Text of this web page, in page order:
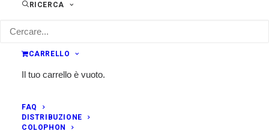
RICERCA
CARRELLO
Il tuo carrello è vuoto.
FAQ
DISTRIBUZIONE
COLOPHON